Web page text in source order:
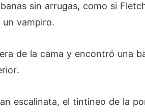
sin arrugas, como si
vampiro.
de la cama y encontró una
escalinata, el tintineo de la